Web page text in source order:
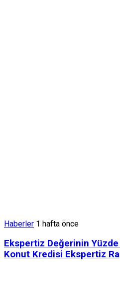
Haberler 1 hafta önce
Ekspertiz Değerinin Yüzde
Konut Kredisi Ekspertiz